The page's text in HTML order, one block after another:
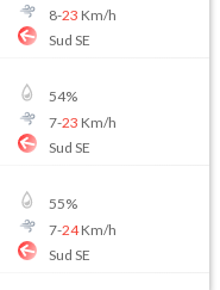
8-23 Km/h
Sud SE
54%
7-23 Km/h
Sud SE
55%
7-24Km/h
Sud SE